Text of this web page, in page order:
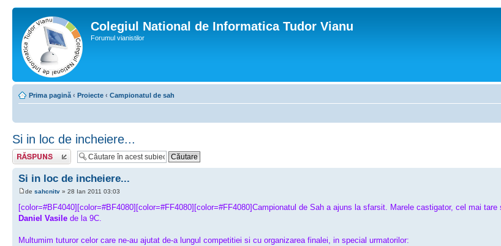
Colegiul National de Informatica Tudor Vianu
Forumul vianistilor
Prima pagină ‹ Proiecte ‹ Campionatul de sah
Si in loc de incheiere...
Scrie un răspuns
Si in loc de incheiere...
de sahcnitv » 28 Ian 2011 03:03
[color=#BF4040][color=#BF4080][color=#FF4080][color=#FF4080]Campionatul de Sah a ajuns la sfarsit. Marele castigator, cel mai
Daniel Vasile de la 9C.
Multumim tuturor celor care ne-au ajutat de-a lungul competitiei si cu organizarea finalei, in special urmatorilor: